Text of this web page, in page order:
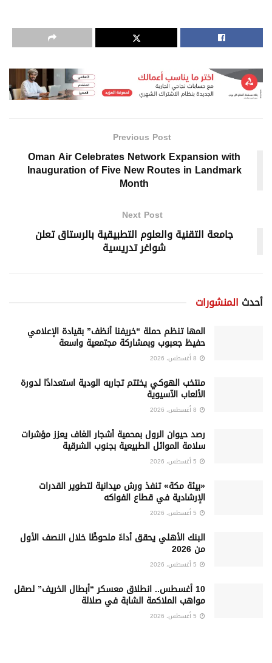
Previous Post
Oman Air Celebrates Network Expansion with
Inauguration of Five New Routes in Landmark
Month
Next Post
جامعة التقنية والعلوم التطبيقية بالرستاق تعلن
شواغر تدريسية
أحدث المنشورات
المها تنظم حملة “خريفنا أنظف” بقيادة الإعلامي
حفيظ جعبوب وبمشاركة مجتمعية واسعة
منتخب الهوكي يختتم تجاربه الودية استعدادًا لدورة
الألعاب الآسيوية
رصد حيوان الرول بمحمية أشجار الغاف يعزز مؤشرات
سلامة الموائل الطبيعية بجنوب الشرقية
«بيئة مكة» تنفذ ورش ميدانية لتطوير القدرات
الإرشادية في قطاع الفواكه
البنك الأهلي يحقق أداءً ملحوظًا خلال النصف الأول
من 2026
10 أغسطس.. انطلاق معسكر “أبطال الخريف” لصقل
مواهب الملاكمة الشابة في صلالة